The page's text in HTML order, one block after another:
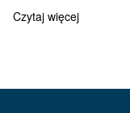
Czytaj więcej